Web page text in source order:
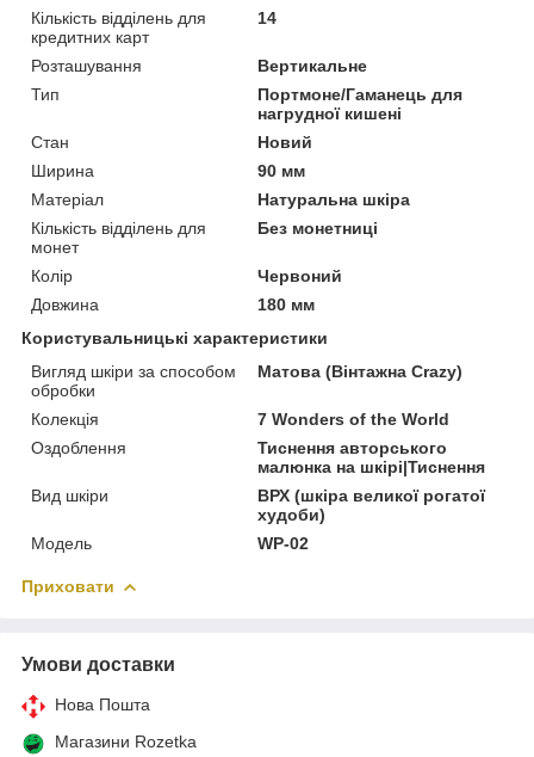
Кількість відділень для
кредитних карт
14
Розташування
Вертикальне
Тип
Портмоне/Гаманець для
нагрудної кишені
Стан
Новий
Ширина
90 мм
Матеріал
Натуральна шкіра
Кількість відділень для
монет
Без монетниці
Колір
Червоний
Довжина
180 мм
Користувальницькі характеристики
Вигляд шкіри за способом
обробки
Матова (Вінтажна Crazy)
Колекція
7 Wonders of the World
Оздоблення
Тиснення авторського
малюнка на шкірі|Тиснення
Вид шкіри
ВРХ (шкіра великої рогатої
худоби)
Модель
WP-02
Приховати
Умови доставки
Нова Пошта
Магазини Rozetka